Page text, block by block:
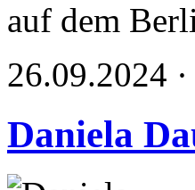
auf dem
26.09.2024
Daniela